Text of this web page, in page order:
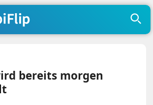
bereits morgen